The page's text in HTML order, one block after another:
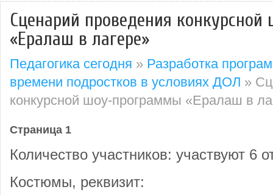
Сценарий проведения
«Ералаш в лагере»
Педагогика сегодня » Разработка
времени подростков в условиях ДОЛ »
конкурсной шоу-программы «Ералаш в
Страница 1
Количество участников: участвуют 6
Костюмы, реквизит: